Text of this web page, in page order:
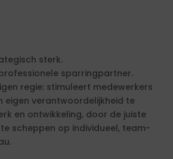
sterk.
sparringpartner.
regie: stimuleert medewerkers
eigen verantwoordelijkheid te
en ontwikkeling, door de juiste
scheppen op individueel, team-